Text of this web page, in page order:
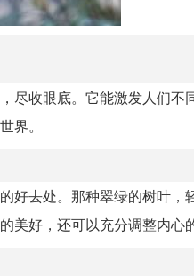
尽收眼底。它能激发人们不
界。
好去处。那种翠绿的树叶，
好，还可以充分调整内心